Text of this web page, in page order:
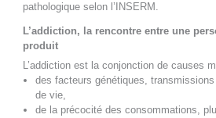
pathologique selon l’INSERM.
L’addiction, la rencontre entre une
produit
L’addiction est la conjonction de causes
des facteurs génétiques,
de vie,
de la précocité des consommations,